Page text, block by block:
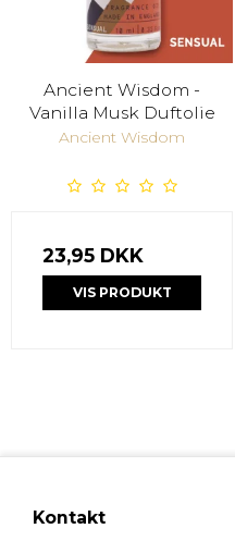
Ancient Wisdom -
Vanilla Musk Duftolie
Ancient Wisdom
23,95 DKK
VIS PRODUKT
Kontakt